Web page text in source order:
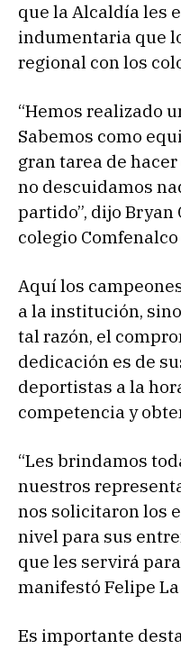
que la Alcaldía les
indumentaria que
regional con los
“Hemos realizado
Sabemos como
gran tarea de
no descuidamos
partido”, dijo
colegio
Aquí los
a la institución,
tal razón, el
dedicación es de
deportistas a la
competencia y
“Les brindamos
nuestros
nos solicitaron los
nivel para sus
que les servirá
manifestó Felipe
Es importante